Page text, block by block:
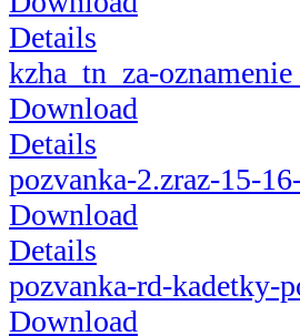
Details
kzha_tn_za-
Download
Details
pozvanka-2.zraz-15-
Download
Details
pozvanka-rd-kadetky-
Download